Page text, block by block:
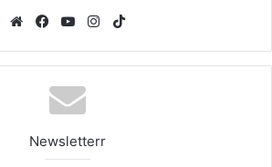
We
te
Fa
bo
ok
Yo
Tu
be
Ins
ra
k
Newsletterr